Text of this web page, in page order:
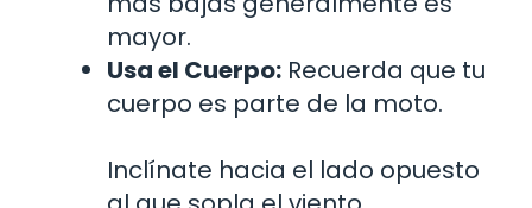
mayor.
Usa el Cuerpo: Recuerda que tu
cuerpo es parte de la moto.
Inclínate hacia el lado opuesto